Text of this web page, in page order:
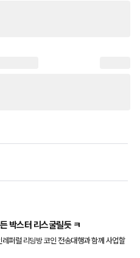
박스터 리스굴릴듯 ㅋ
퍼럴 리딩방 코인 전송대행과 함께 사업할
그동안 테마주 선물같은 도박질 하느라 캐